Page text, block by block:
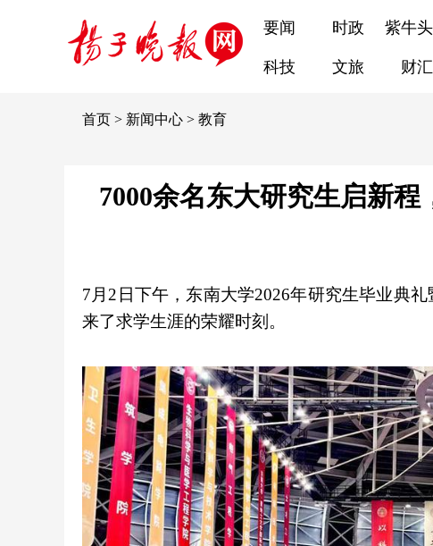
要闻 时政 紫牛
科技 文旅 财汇
首页 > 新闻中心 > 教育
7000余名东大研究生启新
7月2日下午，东南大学2026年研究生毕业典
来了求学生涯的荣耀时刻。